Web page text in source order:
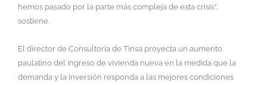
hemos pasado por la parte más compleja de esta crisis”,
sostiene.
El director de Consultoría de Tinsa proyecta un aumento
paulatino del ingreso de vivienda nueva en la medida que la
demanda y la inversión responda a las mejores condiciones